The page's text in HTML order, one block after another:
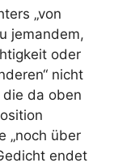
„von
jemandem,
oder
nicht
die da oben
„noch über
endet